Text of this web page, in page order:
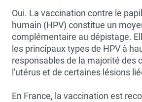
Oui. La vaccination contre le
humain (HPV) constitue un
complémentaire au dépistage.
les principaux types de HPV à
responsables de la majorité des
l'utérus et de certaines lésions
En France, la vaccination est